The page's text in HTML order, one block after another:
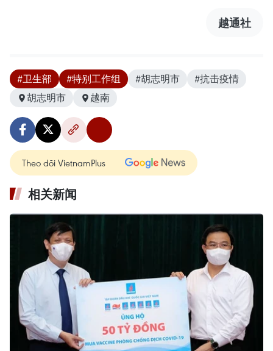
越通社
#卫生部 #特别工作组 #胡志明市
#抗击疫情
胡志明市
越南
Theo dõi VietnamPlus
相关新闻